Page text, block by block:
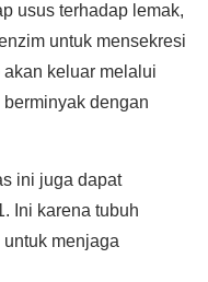
usus terhadap lemak,
untuk mensekresi
akan keluar melalui
dengan
ini juga dapat
Ini karena tubuh
menjaga